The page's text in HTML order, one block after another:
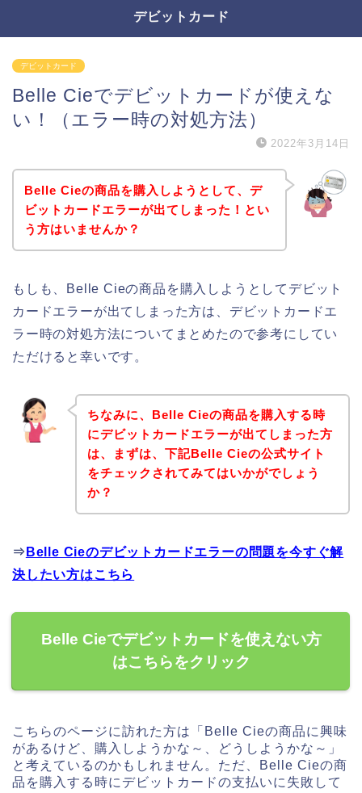
デビットカード
デビットカード
Belle Cieでデビットカードが使えな
い！（エラー時の対処方法）
2022年3月14日
Belle Cieの商品を購入しようとして、デ
ビットカードエラーが出てしまった！とい
う方はいませんか？
もしも、Belle Cieの商品を購入しようとしてデビット
カードエラーが出てしまった方は、デビットカードエ
ラー時の対処方法についてまとめたので参考にしてい
ただけると幸いです。
ちなみに、Belle Cieの商品を購入する時
にデビットカードエラーが出てしまった方
は、まずは、下記Belle Cieの公式サイト
をチェックされてみてはいかがでしょう
か？
⇒ Belle Cieのデビットカードエラーの問題を今すぐ解
決したい方はこちら
Belle Cieでデビットカードを使えない方
はこちらをクリック
こちらのページに訪れた方は「Belle Cieの商品に興味
があるけど、購入しようかな～、どうしようかな～」
と考えているのかもしれません。ただ、Belle Cieの商
品を購入する時にデビットカードの支払いに失敗して